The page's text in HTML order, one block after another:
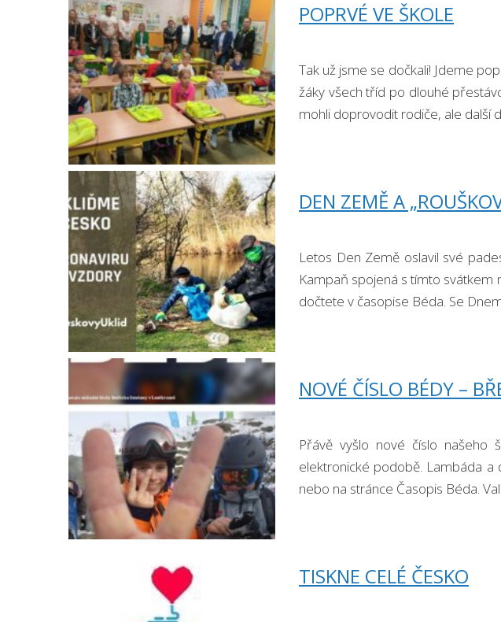
POPRVÉ VE ŠKOLE
Tak už jsme se dočkali! Jdeme
žáky všech tříd po dlouhé
mohli doprovodit rodiče, ale další
DEN ZEMĚ A
Letos Den Země oslavil své
Kampaň spojená s tímto svátkem
dočtete v časopise Béda. Se
NOVÉ ČÍSLO BÉDY –
Přávě vyšlo nové číslo našeho
elektronické podobě. Lambáda a
nebo na stránce Časopis Béda. Val
TISKNE CELÉ ČESKO